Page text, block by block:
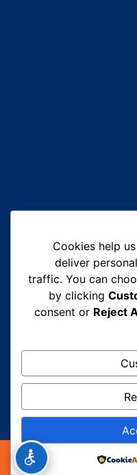
מצדה 9 בני ברק קומה 35 מגדל ב.ס.ר 3 (מול
גוריון)
שמורות 2026© עורך דין הגירה | עורך דין
Cookies help
deliver
traffic. You can
by clicking
consent or Reject